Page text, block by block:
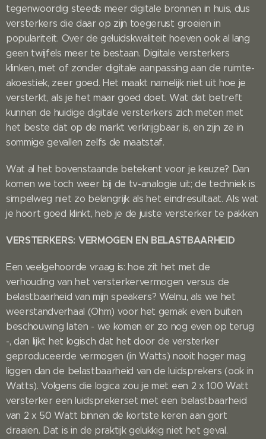
tegenwoordig steeds meer digitale bronnen in huis, dus
versterkers die daar op zijn toegerust groeien in
populariteit. Over de geluidskwaliteit hoeven ook al lang
geen twijfels meer te bestaan. Digitale versterkers
klinken, met of zonder digitale aanpassing aan de ruimte-
akoestiek, zeer goed. Het maakt namelijk niet uit hoe je
versterkt, als je het maar goed doet. Wat dat betreft
kunnen de huidige digitale versterkers zich meten met
het beste dat op de markt verkrijgbaar is, en zijn ze in
sommige gevallen zelfs de maatstaf.
Wat al het bovenstaande betekent voor je keuze? Dan
komen we toch weer bij de tv-analogie uit; de techniek is
simpelweg niet zo belangrijk als het eindresultaat. Als wat
je hoort goed klinkt, heb je de juiste versterker te pakken
VERSTERKERS: VERMOGEN EN BELASTBAARHEID
Een veelgehoorde vraag is: hoe zit het met de
verhouding van het versterkervermogen versus de
belastbaarheid van mijn speakers? Welnu, als we het
weerstandverhaal (Ohm) voor het gemak even buiten
beschouwing laten - we komen er zo nog even op terug
-, dan lijkt het logisch dat het door de versterker
geproduceerde vermogen (in Watts) nooit hoger mag
liggen dan de belastbaarheid van de luidsprekers (ook in
Watts). Volgens die logica zou je met een 2 x 100 Watt
versterker een luidsprekerset met een belastbaarheid
van 2 x 50 Watt binnen de kortste keren aan gort
draaien. Dat is in de praktijk gelukkig niet het geval.